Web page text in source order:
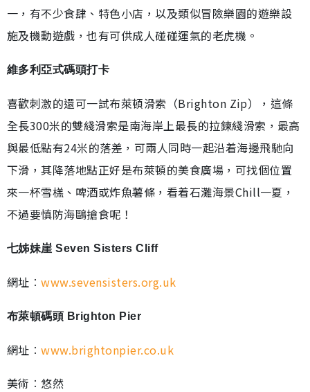
一，有不少食肆、特色小店，以及類似冒險樂園的遊樂設
施及機動遊戲，也有可供成人碰碰運氣的老虎機。
維多利亞式碼頭打卡
喜歡刺激的還可一試布萊頓滑索（Brighton Zip），這條
全長300米的雙綫滑索是南海岸上最長的拉鍊綫滑索，最高
與最低點有24米的落差，可兩人同時一起沿着海邊飛馳向
下滑，其降落地點正好是布萊頓的美食廣場，可找個位置
來一杯雪榚、啤酒或炸魚薯條，看着石灘海景Chill一夏，
不過要慎防海鷗搶食呢！
七姊妹崖 Seven Sisters Cliff
網址︰www.sevensisters.org.uk
布萊頓碼頭 Brighton Pier
網址︰www.brightonpier.co.uk
美術︰悠然